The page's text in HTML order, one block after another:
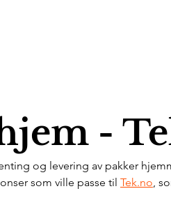
-
og levering av pakker
som ville passe til Tek.no,